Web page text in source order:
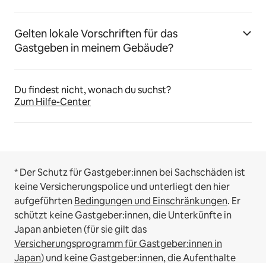
Gelten lokale Vorschriften für das
Gastgeben in meinem Gebäude?
Du findest nicht, wonach du suchst?
Zum Hilfe-Center
* Der Schutz für Gastgeber:innen bei Sachschäden ist
keine Versicherungspolice und unterliegt den hier
aufgeführtenBedingungen und Einschränkungen. Er
schützt keine Gastgeber:innen, die Unterkünfte in
Japan anbieten (für sie gilt das
Versicherungsprogramm für Gastgeber:innen in
Japan) und keine Gastgeber:innen, die Aufenthalte